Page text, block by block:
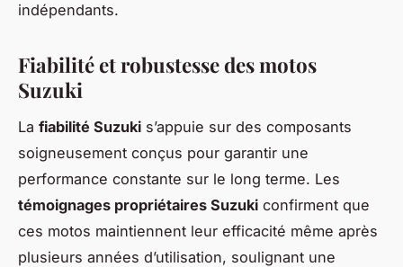
indépendants.
Fiabilité et robustesse des motos
Suzuki
La fiabilité Suzuki s’appuie sur des composants
soigneusement conçus pour garantir une
performance constante sur le long terme. Les
témoignages propriétaires Suzuki confirment que
ces motos maintiennent leur efficacité même après
plusieurs années d’utilisation, soulignant une